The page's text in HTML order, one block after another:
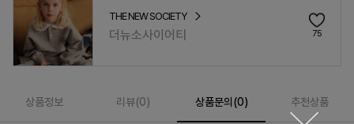
THE NEW SOCIETY
더뉴소사이어티 75
상품정보 리뷰(0) 상품문의(0) 추천상품